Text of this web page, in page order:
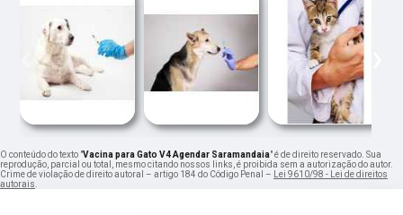
O conteúdo do texto "Vacina para Gato V4 Agendar Saramandaia" é de direito reservado. Sua
reprodução, parcial ou total, mesmo citando nossos links, é proibida sem a autorização do autor.
Crime de violação de direito autoral – artigo 184 do Código Penal – Lei 9610/98 - Lei de direitos
autorais.